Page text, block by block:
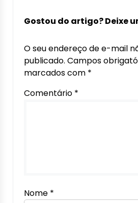
Gostou do artigo? Deixe
O seu endereço de e-mail
publicado. Campos
marcados com *
Comentário *
Nome *